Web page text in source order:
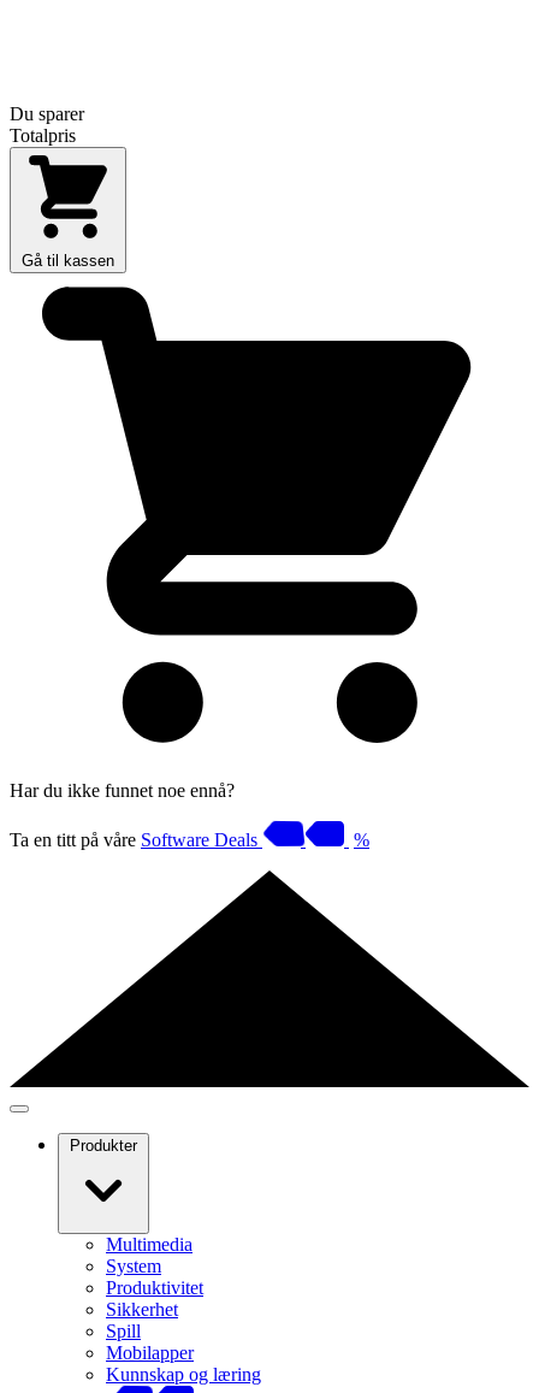
Du sparer
Totalpris
Gå til kassen
Har du ikke funnet noe ennå?
Ta en titt på våre Software Deals %
Produkter
Multimedia
System
Produktivitet
Sikkerhet
Spill
Mobilapper
Kunnskap og læring